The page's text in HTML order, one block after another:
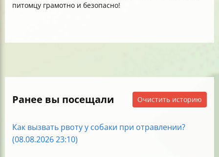
питомцу грамотно и безопасно!
Ранее вы посещали Очистить историю
Как вызвать рвоту у собаки при отравлении?
(08.08.2026 23:10)